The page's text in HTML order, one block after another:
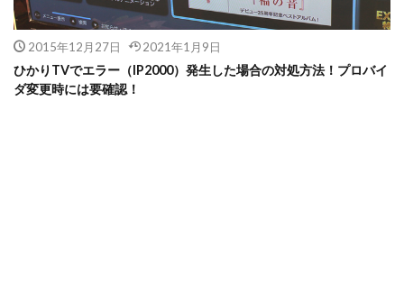
2015年12月27日 2021年1月9日
ひかりTVでエラー（IP2000）発生した場合の対処方法！プロバイ
ダ変更時には要確認！